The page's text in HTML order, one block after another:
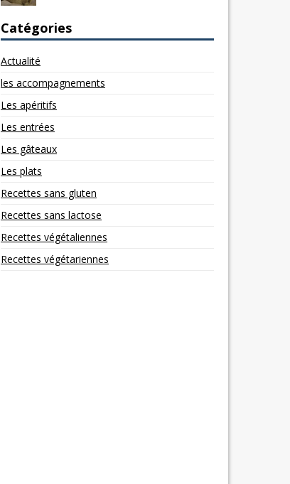
Catégories
Actualité
les accompagnements
Les apéritifs
Les entrées
Les gâteaux
Les plats
Recettes sans gluten
Recettes sans lactose
Recettes végétaliennes
Recettes végétariennes